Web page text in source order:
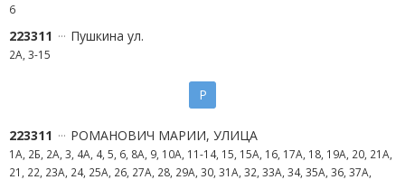
6
223311 Пушкина ул.
2А, 3-15
Р
223311 РОМАНОВИЧ МАРИИ, УЛИЦА
1А, 2Б, 2А, 3, 4А, 4, 5, 6, 8А, 9, 10А, 11-14, 15, 15А, 16, 17А, 18, 19А, 20, 21А,
21, 22, 23А, 24, 25А, 26, 27А, 28, 29А, 30, 31А, 32, 33А, 34, 35А, 36, 37А,